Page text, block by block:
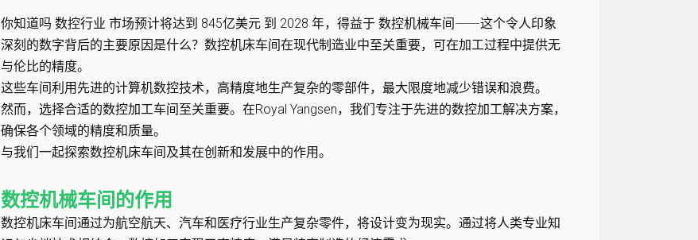
你知道吗数控行业 市场预计将达到 845亿美元 到 2028 年，得益于数控机械车间⸺这个令人印象
深刻的数字背后的主要原因是什么？数控机床车间在现代制造业中至关重要，可在加工过程中提供无
与伦比的精度。
这些车间利用先进的计算机数控技术，高精度地生产复杂的零部件，最大限度地减少错误和浪费。
然而，选择合适的数控加工车间至关重要。在Royal Yangsen，我们专注于先进的数控加工解决方案，
确保各个领域的精度和质量。
与我们一起探索数控机床车间及其在创新和发展中的作用。
数控机械车间的作用
数控机床车间通过为航空航天、汽车和医疗行业生产复杂零件，将设计变为现实。通过将人类专业知